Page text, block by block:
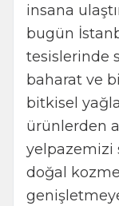
insana
bugün
tesislerinde
baharat ve
bitkisel
ürünlerden
yelpazemizi
doğal